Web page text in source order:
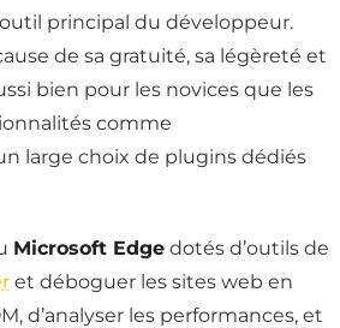
principal du développeur.
de sa gratuité, sa légèreté et
bien pour les novices que les
comme
large choix de plugins dédiés
Microsoft Edge dotés d’outils de
et déboguer les sites web en
d’analyser les performances, et